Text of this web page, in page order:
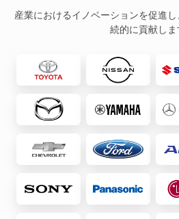
産業におけるイノベーションを促進
続的に貢献しま